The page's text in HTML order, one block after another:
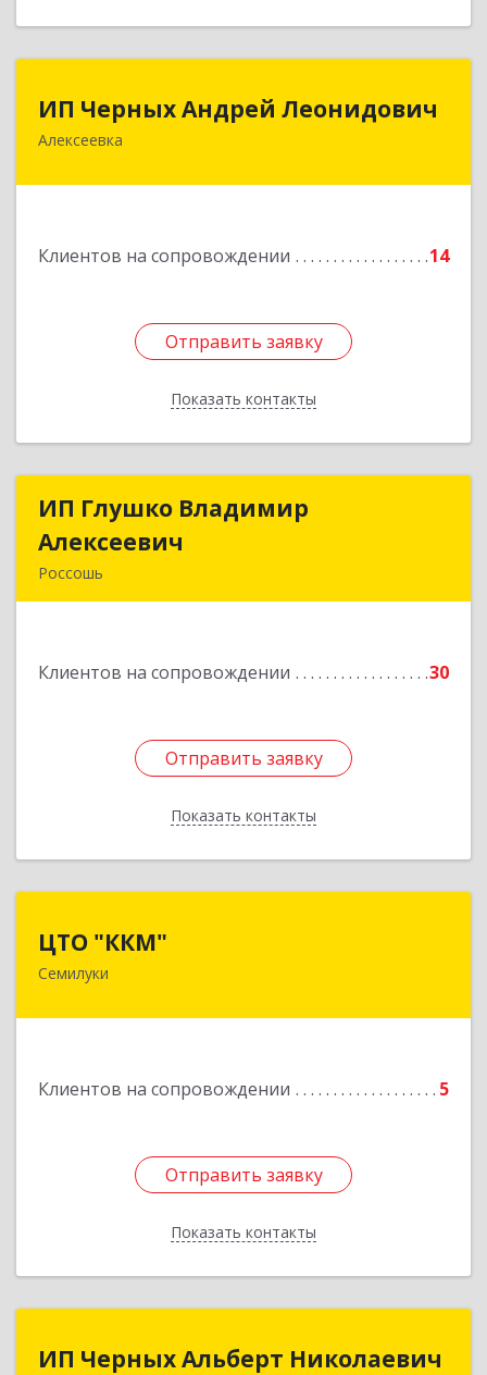
ИП Черных Андрей Леонидович
Алексеевка
Клиентов на сопровождении 14
Отправить заявку
Показать контакты
ИП Черных Андрей Леонидович
309850, Белгородская обл, Алексеевский р-н,
Отправить заявку
Назад
ИП Глушко Владимир
Алексеевич
Россошь
Клиентов на сопровождении 30
Отправить заявку
Показать контакты
ИП Глушко Владимир
Подробнее
Отправить заявку
Назад
ЦТО "ККМ"
Семилуки
Клиентов на сопровождении 5
Отправить заявку
Показать контакты
Отправить заявку
Назад
ИП Черных Альберт Николаевич
ИП Черных Альберт Николаевич